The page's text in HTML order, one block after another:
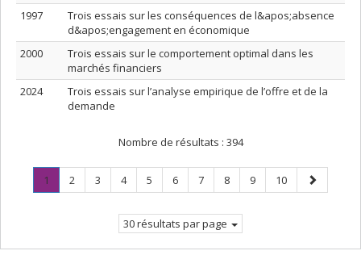
1997
Trois essais sur les conséquences de l&apos;absence
d&apos;engagement en économique
2000
Trois essais sur le comportement optimal dans les
marchés financiers
2024
Trois essais sur l’analyse empirique de l’offre et de la
demande
Nombre de résultats : 394
Page
1
Page
Page
2 Page
3 Page
4 Page
5 Page
6 Page
7 Page
8 Page
9 Page
10
Page
suivante
30 résultats par page